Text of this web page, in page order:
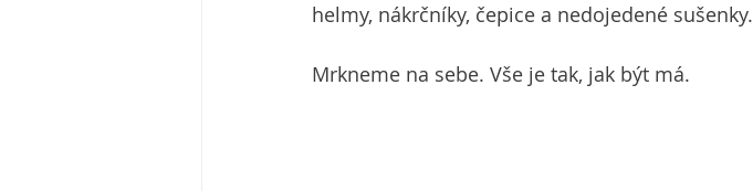
helmy, nákrčníky, čepice a nedojedené sušenky.
Mrkneme na sebe. Vše je tak, jak být má.